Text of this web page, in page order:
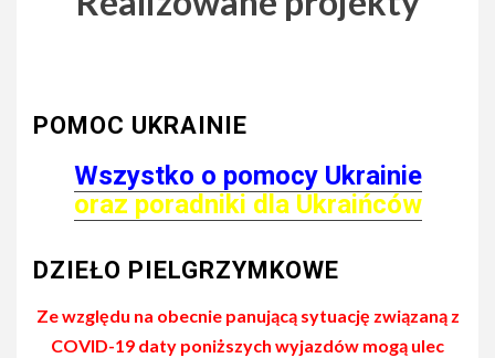
POMOC UKRAINIE
Wszystko o pomocy Ukrainie
oraz poradniki dla Ukraińców
DZIEŁO PIELGRZYMKOWE
Ze względu na obecnie panującą sytuację związaną z
COVID-19 daty poniższych wyjazdów mogą ulec